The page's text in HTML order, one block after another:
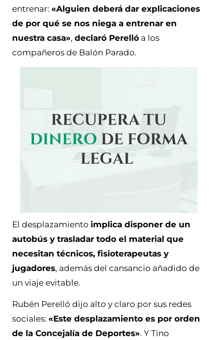
entrenar: «Alguien deberá dar explicaciones
de por qué se nos niega a entrenar en
nuestra casa», declaró Perelló a los
compañeros de Balón Parado.
El desplazamiento implica disponer de un
autobús y trasladar todo el material que
necesitan técnicos, fisioterapeutas y
jugadores, además del cansancio añadido de
un viaje evitable.
Rubén Perelló dijo alto y claro por sus redes
sociales: «Este desplazamiento es por orden
de la Concejalía de Deportes». Y Tino